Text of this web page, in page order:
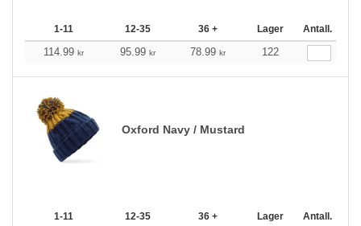
1-11 12-35 36 + Lager Antall.
114.99 kr 95.99 kr 78.99 kr 122
Oxford Navy / Mustard
1-11 12-35 36 + Lager Antall.